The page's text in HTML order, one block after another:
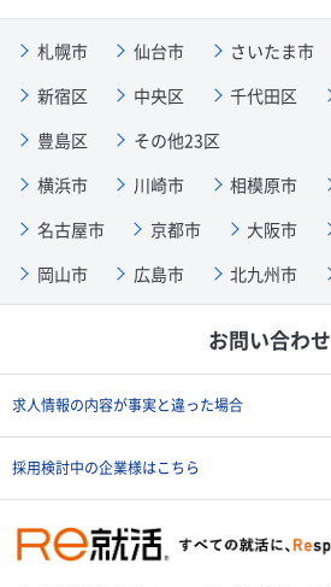
札幌市 仙台市 さいたま市
新宿区
中央区 千代田区
豊島区
その他23区
横浜市
川崎市 相模原市
名古屋市
京都市 大阪市
岡山市
広島市 北九州市
お問い合わせ
求人情報の内容が事実と違った場合
採用検討中の企業様はこちら